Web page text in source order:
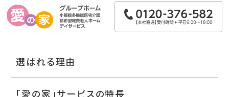
選ばれる理由
「愛の家」サービスの特長